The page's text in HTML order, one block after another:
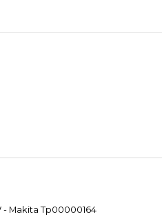
- Makita Tp00000164